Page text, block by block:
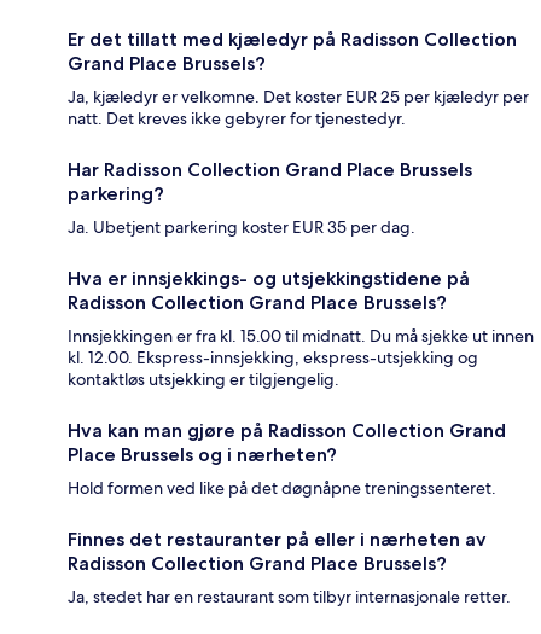
Er det tillatt med kjæledyr på Radisson Collection
Grand Place Brussels?
Ja, kjæledyr er velkomne. Det koster EUR 25 per kjæledyr per
natt. Det kreves ikke gebyrer for tjenestedyr.
Har Radisson Collection Grand Place Brussels
parkering?
Ja. Ubetjent parkering koster EUR 35 per dag.
Hva er innsjekkings- og utsjekkingstidene på
Radisson Collection Grand Place Brussels?
Innsjekkingen er fra kl. 15.00 til midnatt. Du må sjekke ut innen
kl. 12.00. Ekspress-innsjekking, ekspress-utsjekking og
kontaktløs utsjekking er tilgjengelig.
Hva kan man gjøre på Radisson Collection Grand
Place Brussels og i nærheten?
Hold formen ved like på det døgnåpne treningssenteret.
Finnes det restauranter på eller i nærheten av
Radisson Collection Grand Place Brussels?
Ja, stedet har en restaurant som tilbyr internasjonale retter.